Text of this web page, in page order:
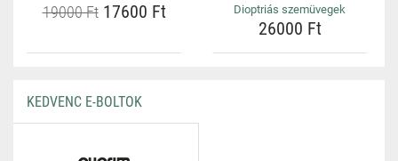
19000 Ft17600 Ft
Dioptriás szemüvegek
26000 Ft
KEDVENC E-BOLTOK